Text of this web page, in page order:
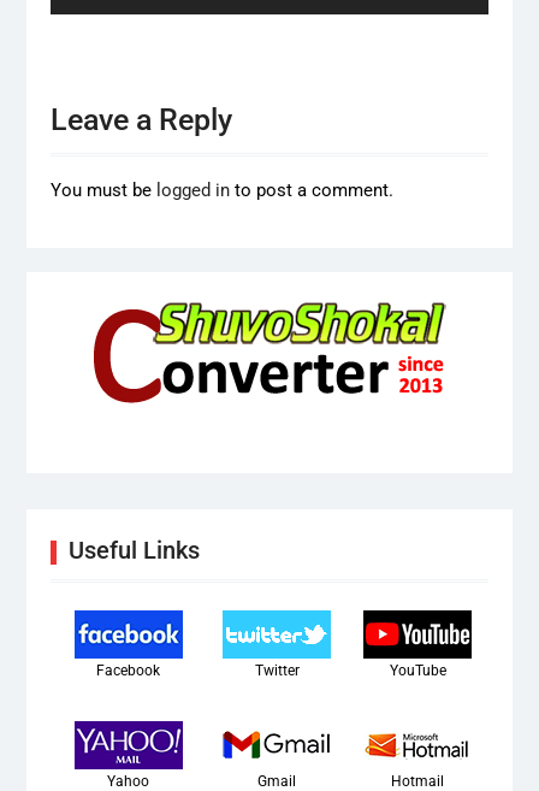
post:
Leave a Reply
You must be logged into post a comment.
Useful Links
Facebook Twitter YouTube
Yahoo Gmail Hotmail